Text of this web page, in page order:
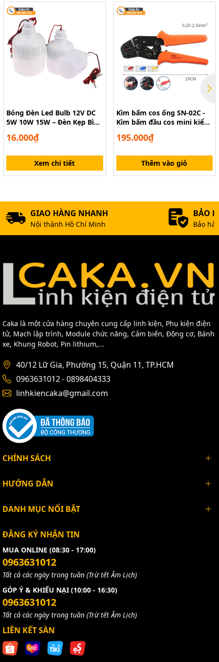
Bóng Đèn Led Bulb 12V DC
5W 10W 15W – Đèn Kẹp Bình
16.000₫
Xem chi tiết
Kìm bấm cos ống SN-02C -
Kìm bấm đầu cos mini kiểu
195.000₫
Thêm vào giỏ
GIAO HÀNG NHANH
Nội thành Hồ Chí Minh
BẢO
Bảo
Caka là một cửa hàng chuyên cung cấp linh kiện, Phụ kiện điện
tử, Mạch lập trình, Module chức năng, Cảm biến, Động cơ, Bánh
xe, Khung Robot, Pin lithium,...
40/12 Lữ Gia, Phường 15, Quận 11, TP.HCM
0963631012 - 0898404333
linhkiencaka@gmail.com
CHÍNH SÁCH
HƯỚNG DẪN
DANH MỤC NỔI BẬT
ĐĂNG KÝ NHẬN TIN
MUA ONLINE (08:30 - 17:00)
0963631012
Tất cả các ngày trong tuần (Trừ tết Âm Lịch)
GÓP Ý & KHIẾU NẠI (10:00 - 16:30)
0963631012
Tất cả các ngày trong tuần (Trừ tết Âm Lịch)
LIÊN KẾT SÀN